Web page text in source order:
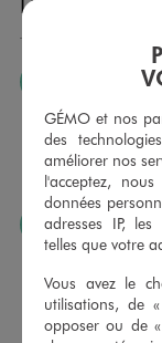
JE PEUX
Nous
sous 30
dans tous
JE PEUX
Ourlets,
retoucher
sont à votre
conditions
GÉMO et nos
des
améliorer nos
l'acceptez,
données
adresses IP,
telles que votre
Vous avez le
utilisations, de
opposer ou de «